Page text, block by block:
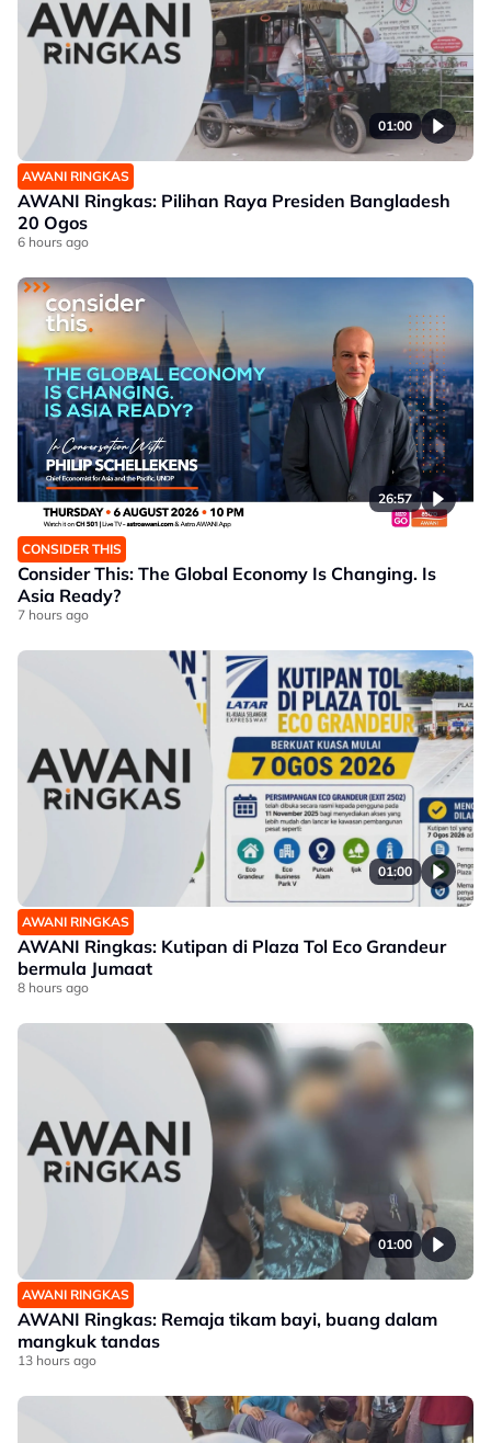
01:00
AWANI RINGKAS
AWANI Ringkas: Pilihan Raya Presiden Bangladesh
20 Ogos
6 hours ago
26:57
CONSIDER THIS
Consider This: The Global Economy Is Changing. Is
Asia Ready?
7 hours ago
01:00
AWANI RINGKAS
AWANI Ringkas: Kutipan di Plaza Tol Eco Grandeur
bermula Jumaat
8 hours ago
01:00
AWANI RINGKAS
AWANI Ringkas: Remaja tikam bayi, buang dalam
mangkuk tandas
13 hours ago